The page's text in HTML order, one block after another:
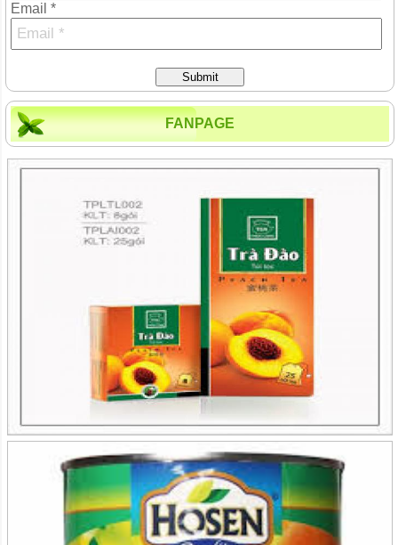
Email *
Submit
FANPAGE